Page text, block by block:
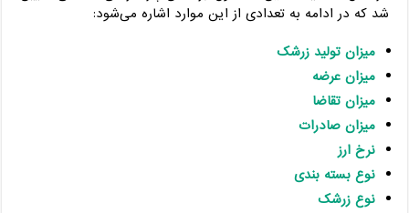
شد که در ادامه به تعدادی از این موارد اشاره می‌شود:
میزان تولید زرشک
میزان عرضه
میزان تقاضا
میزان صادرات
نرخ ارز
نوع بسته بندی
نوع زرشک